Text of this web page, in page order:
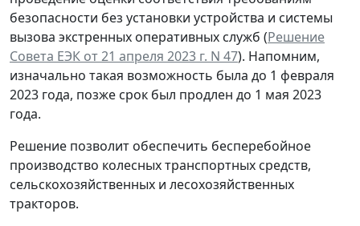
безопасности без установки устройства и системы
вызова экстренных оперативных служб (Решение
Совета ЕЭК от 21 апреля 2023 г. N 47). Напомним,
изначально такая возможность была до 1 февраля
2023 года, позже срок был продлен до 1 мая 2023
года.
Решение позволит обеспечить бесперебойное
производство колесных транспортных средств,
сельскохозяйственных и лесохозяйственных
тракторов.